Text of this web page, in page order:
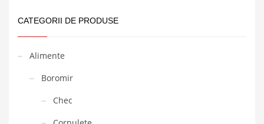
CATEGORII DE PRODUSE
Alimente
Boromir
Chec